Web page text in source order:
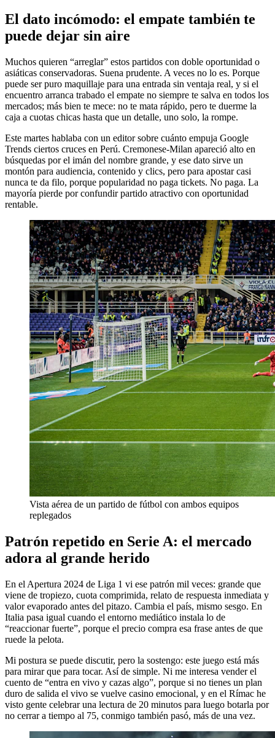
El dato incómodo: el empate también te
puede dejar sin aire
Muchos quieren “arreglar” estos partidos con doble oportunidad o
asiáticas conservadoras. Suena prudente. A veces no lo es. Porque
puede ser puro maquillaje para una entrada sin ventaja real, y si el
encuentro arranca trabado el empate no siempre te salva en todos los
mercados; más bien te mece: no te mata rápido, pero te duerme la
caja a cuotas chicas hasta que un detalle, uno solo, la rompe.
Este martes hablaba con un editor sobre cuánto empuja Google
Trends ciertos cruces en Perú. Cremonese-Milan apareció alto en
búsquedas por el imán del nombre grande, y ese dato sirve un
montón para audiencia, contenido y clics, pero para apostar casi
nunca te da filo, porque popularidad no paga tickets. No paga. La
mayoría pierde por confundir partido atractivo con oportunidad
rentable.
Vista aérea de un partido de fútbol con ambos equipos
replegados
Patrón repetido en Serie A: el mercado
adora al grande herido
En el Apertura 2024 de Liga 1 vi ese patrón mil veces: grande que
viene de tropiezo, cuota comprimida, relato de respuesta inmediata y
valor evaporado antes del pitazo. Cambia el país, mismo sesgo. En
Italia pasa igual cuando el entorno mediático instala lo de
“reaccionar fuerte”, porque el precio compra esa frase antes de que
ruede la pelota.
Mi postura se puede discutir, pero la sostengo: este juego está más
para mirar que para tocar. Así de simple. Ni me interesa vender el
cuento de “entra en vivo y cazas algo”, porque si no tienes un plan
duro de salida el vivo se vuelve casino emocional, y en el Rímac he
visto gente celebrar una lectura de 20 minutos para luego botarla por
no cerrar a tiempo al 75, conmigo también pasó, más de una vez.